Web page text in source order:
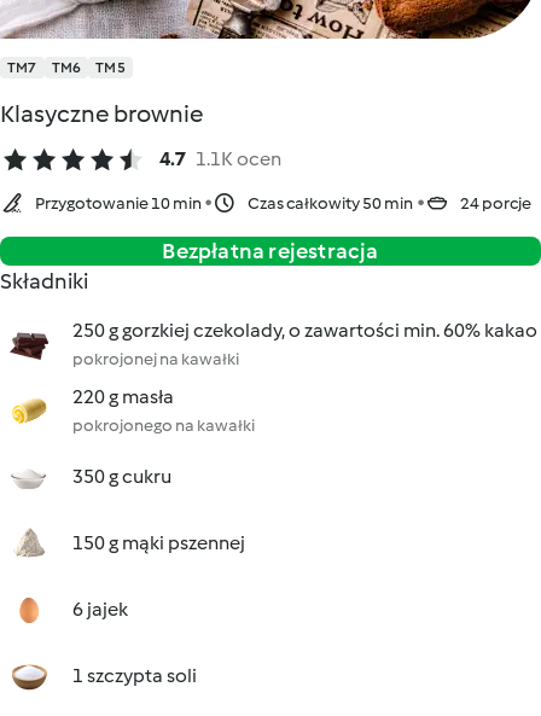
TM7 TM6 TM5
Klasyczne brownie
4.7 1.1K ocen
Przygotowanie 10 min Czas całkowity 50 min 24 porcje
Bezpłatna rejestracja
Składniki
250 g gorzkiej czekolady, o zawartości min. 60% kakao
pokrojonej na kawałki
220 g masła
pokrojonego na kawałki
350 g cukru
150 g mąki pszennej
6 jajek
1 szczypta soli